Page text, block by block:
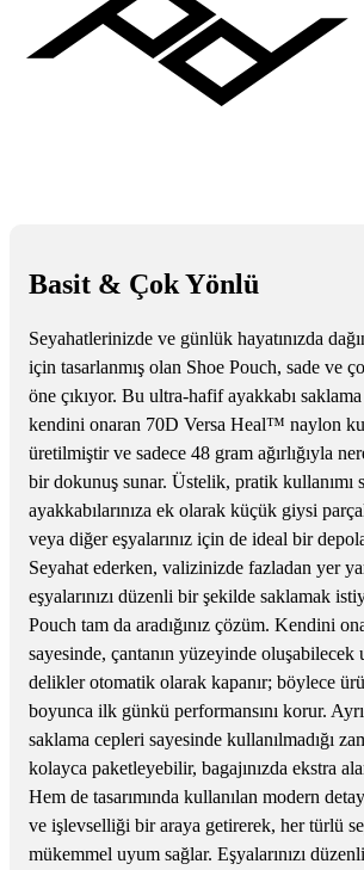
Basit & Çok Yönlü
Seyahatlerinizde ve günlük hayatınızda
için tasarlanmış olan Shoe Pouch, sade ve
öne çıkıyor. Bu ultra-hafif ayakkabı saklama
kendini onaran 70D Versa Heal™ naylon
üretilmiştir ve sadece 48 gram ağırlığıyla
bir dokunuş sunar. Üstelik, pratik kullanımı
ayakkabılarınıza ek olarak küçük giysi
veya diğer eşyalarınız için de ideal bir
Seyahat ederken, valizinizde fazladan yer
eşyalarınızı düzenli bir şekilde saklamak
Pouch tam da aradığınız çözüm. Kendini
sayesinde, çantanın yüzeyinde
delikler otomatik olarak kapanır; böylece
boyunca ilk günkü performansını korur.
saklama cepleri sayesinde kullanılmadığı
kolayca paketleyebilir, bagajınızda ekstra
Hem de tasarımında kullanılan modern
ve işlevselliği bir araya getirerek, her türlü
mükemmel uyum sağlar. Eşyalarınızı